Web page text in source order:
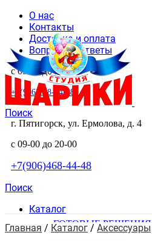
О нас
Контакты
Доставка и оплата
Вопросы и ответы
с 09-00 до 20-00
+7(906)468-44-48
Поиск
г. Пятигорск, ул. Ермолова, д. 4
с 09-00 до 20-00
+7(906)468-44-48
Поиск
Каталог
ГОТОВЫЕ РЕШЕНИЯ
Главная / Каталог / Аксессуары